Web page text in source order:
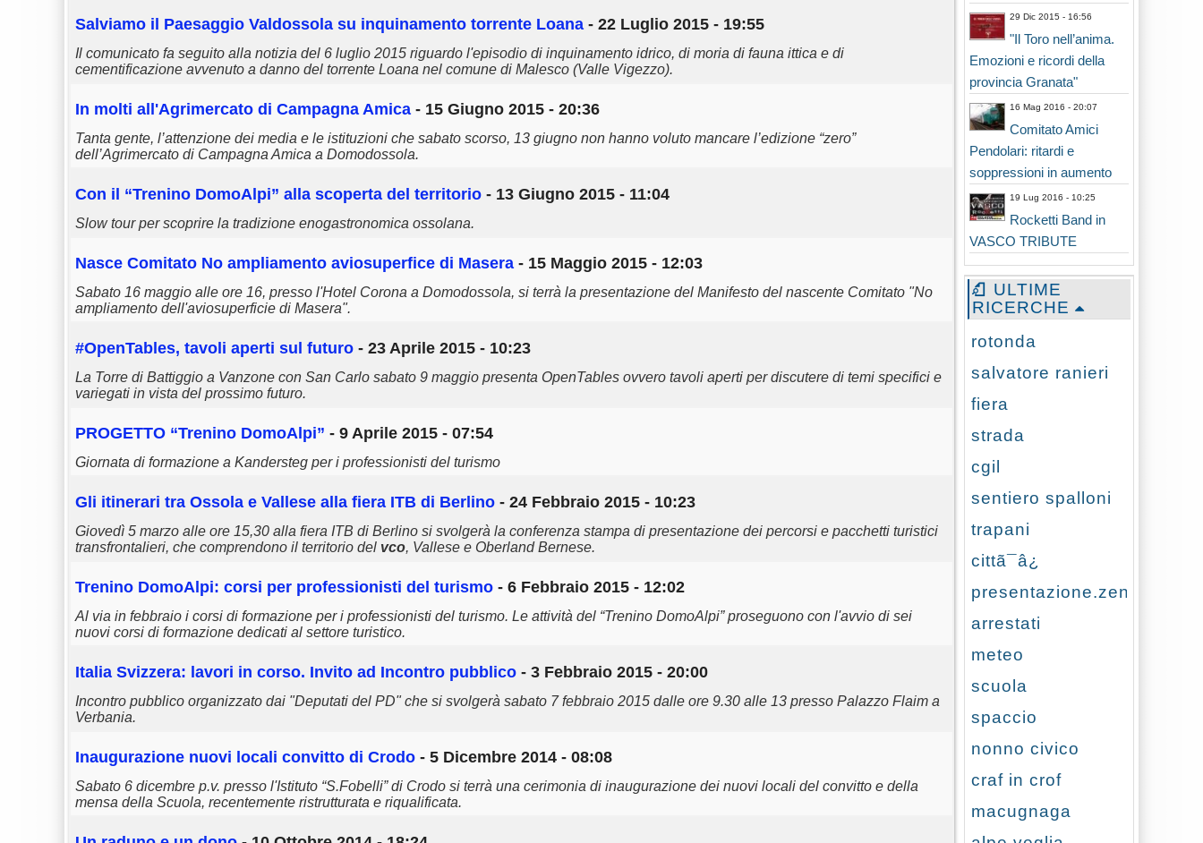
Salviamo il Paesaggio Valdossola su inquinamento torrente Loana - 22 Luglio 2015 - 19:55
Il comunicato fa seguito alla notizia del 6 luglio 2015 riguardo l'episodio di inquinamento idrico, di moria di fauna ittica e di
cementificazione avvenuto a danno del torrente Loana nel comune di Malesco (Valle Vigezzo).
In molti all'Agrimercato di Campagna Amica - 15 Giugno 2015 - 20:36
Tanta gente, l’attenzione dei media e le istituzioni che sabato scorso, 13 giugno non hanno voluto mancare l’edizione “zero”
dell’Agrimercato di Campagna Amica a Domodossola.
Con il “Trenino DomoAlpi” alla scoperta del territorio - 13 Giugno 2015 - 11:04
Slow tour per scoprire la tradizione enogastronomica ossolana.
Nasce Comitato No ampliamento aviosuperfice di Masera - 15 Maggio 2015 - 12:03
Sabato 16 maggio alle ore 16, presso l'Hotel Corona a Domodossola, si terrà la presentazione del Manifesto del nascente Comitato "No
ampliamento dell'aviosuperficie di Masera".
#OpenTables, tavoli aperti sul futuro - 23 Aprile 2015 - 10:23
La Torre di Battiggio a Vanzone con San Carlo sabato 9 maggio presenta OpenTables ovvero tavoli aperti per discutere di temi specifici e
variegati in vista del prossimo futuro.
PROGETTO “Trenino DomoAlpi” - 9 Aprile 2015 - 07:54
Giornata di formazione a Kandersteg per i professionisti del turismo
Gli itinerari tra Ossola e Vallese alla fiera ITB di Berlino - 24 Febbraio 2015 - 10:23
Giovedì 5 marzo alle ore 15,30 alla fiera ITB di Berlino si svolgerà la conferenza stampa di presentazione dei percorsi e pacchetti turistici
transfrontalieri, che comprendono il territorio del vco, Vallese e Oberland Bernese.
Trenino DomoAlpi: corsi per professionisti del turismo - 6 Febbraio 2015 - 12:02
Al via in febbraio i corsi di formazione per i professionisti del turismo. Le attività del “Trenino DomoAlpi” proseguono con l'avvio di sei
nuovi corsi di formazione dedicati al settore turistico.
Italia Svizzera: lavori in corso. Invito ad Incontro pubblico - 3 Febbraio 2015 - 20:00
Incontro pubblico organizzato dai "Deputati del PD" che si svolgerà sabato 7 febbraio 2015 dalle ore 9.30 alle 13 presso Palazzo Flaim a
Verbania.
Inaugurazione nuovi locali convitto di Crodo - 5 Dicembre 2014 - 08:08
Sabato 6 dicembre p.v. presso l'Istituto “S.Fobelli” di Crodo si terrà una cerimonia di inaugurazione dei nuovi locali del convitto e della
mensa della Scuola, recentemente ristrutturata e riqualificata.
29 Dic 2015 - 16:56
"Il Toro nell’anima.
Emozioni e ricordi della
provincia Granata"
16 Mag 2016 - 20:07
Comitato Amici
Pendolari: ritardi e
soppressioni in aumento
19 Lug 2016 - 10:25
Rocketti Band in
VASCO TRIBUTE
ULTIME
RICERCHE
rotonda
salvatore ranieri
fiera
strada
cgil
sentiero spalloni
trapani
cittã¯â¿
presentazione.zen
arrestati
meteo
scuola
spaccio
nonno civico
craf in crof
macugnaga